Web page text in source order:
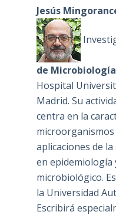
Jesús
de
Hospital
Madrid. Su
centra en la
aplicaciones de
en epidemiología
microbiológico.
la Universidad
Escribirá